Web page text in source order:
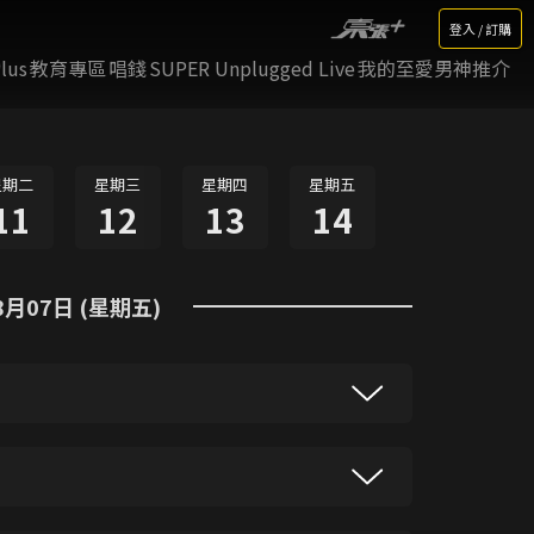
登入 / 訂購
教育專區唱錢SUPER Unplugged Live我的至愛男神推介
二 星期三
12
星期四
13
星期五
14
07日 (星期五)
私下約見曹總，欲幫龔燁促成合作。
拆散他們，此事卻被龔燁得悉。樹根